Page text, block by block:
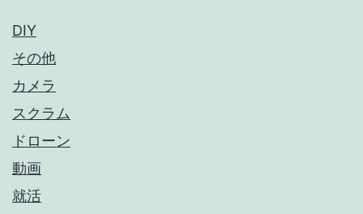
DIY
その他
カメラ
スクラム
ドローン
動画
就活